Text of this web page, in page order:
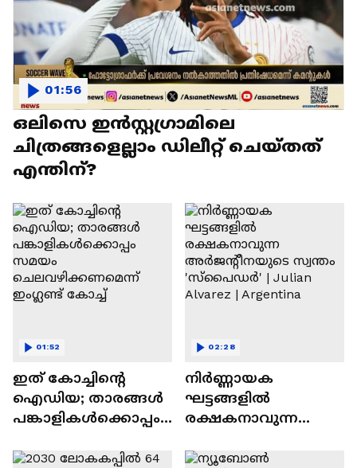
ഒലിസെ ഇൻസ്റ്റഗ്രാമിലെ
ചിത്രങ്ങളെല്ലാം ഡിലീറ്റ് ചെയ്തത്
എന്തിന്?
01:56
ഇത് കോച്ചിൻ്റെ
ഐഡിയ; താരങ്ങൾ
പങ്കാളികൾക്കൊപ്പം
ചെലവഴിക്കണമെന്ന്
01:52
നിർണ്ണായക
ഘട്ടങ്ങളിൽ
രക്ഷകനാവുന്ന
സ്വന്തം 'സ്പൈഡർ' |
02:28